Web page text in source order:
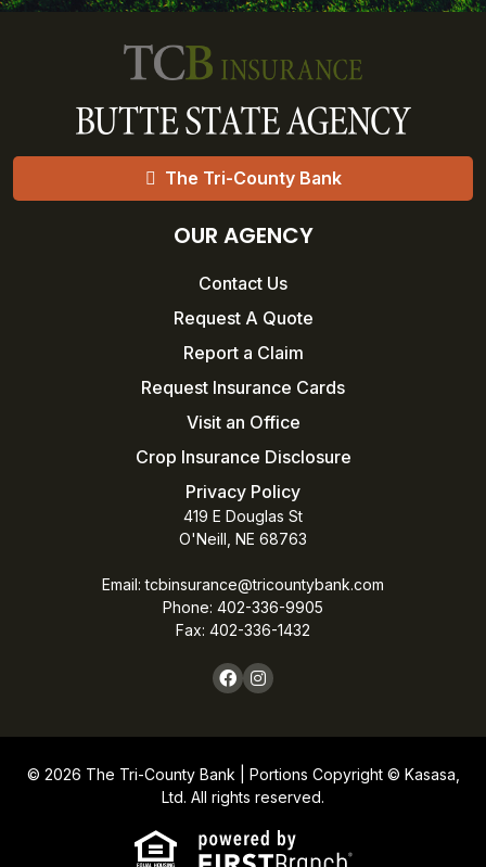
The Tri-County Bank
OUR AGENCY
Contact Us
Request A Quote
Report a Claim
Request Insurance Cards
Visit an Office
Crop Insurance Disclosure
Privacy Policy
419 E Douglas St
O'Neill, NE 68763
Email:tcbinsurance@tricountybank.com
Phone: 402-336-9905
Fax: 402-336-1432
© 2026 The Tri-County Bank | Portions Copyright © Kasasa,
Ltd. All rights reserved.